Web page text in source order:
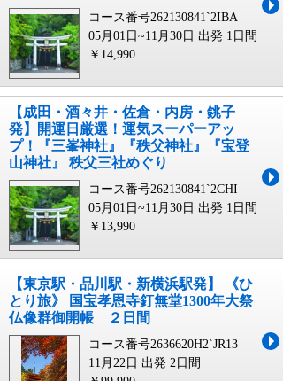
コース番号262130841`2IBA
05月01日~11月30日 出発 1日間
￥14,990
【成田・酒々井・佐倉・内房・銚子
発】開運日厳選！運気スーパーアッ
プ！『三峯神社』『秩父神社』『宝登
山神社』 秩父三社めぐり
コース番号262130841`2CHI
05月01日~11月30日 出発 1日間
￥13,990
【東京駅・品川駅・新横浜駅発】 《ひ
とり旅》 国宝孝恩寺釘無堂1300年大祭
仏像群御開帳 ２日間
コース番号2636620H2`JR13
11月22日 出発 2日間